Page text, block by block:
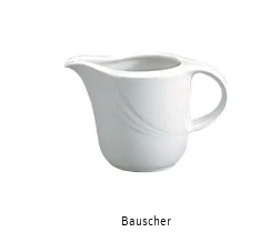
Bauscher